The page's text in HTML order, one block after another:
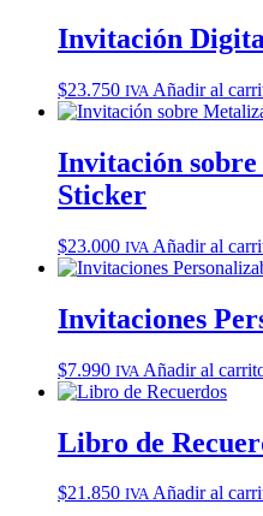
Invitación
$23.750 IVA Añadir al
Invitación
Sticker
$23.000 IVA Añadir al
Invitaciones
$7.990 IVA Añadir al
Libro de
$21.850 IVA Añadir al